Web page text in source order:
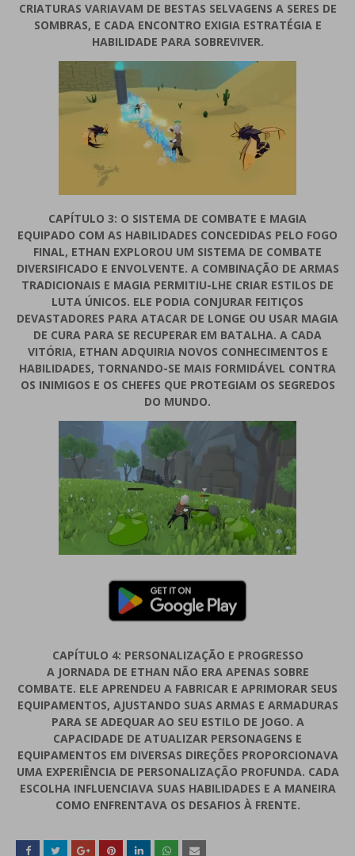
CRIATURAS VARIAVAM DE BESTAS SELVAGENS A SERES DE
SOMBRAS, E CADA ENCONTRO EXIGIA ESTRATÉGIA E
HABILIDADE PARA SOBREVIVER.
CAPÍTULO 3: O SISTEMA DE COMBATE E MAGIA
EQUIPADO COM AS HABILIDADES CONCEDIDAS PELO FOGO
FINAL, ETHAN EXPLOROU UM SISTEMA DE COMBATE
DIVERSIFICADO E ENVOLVENTE. A COMBINAÇÃO DE ARMAS
TRADICIONAIS E MAGIA PERMITIU-LHE CRIAR ESTILOS DE
LUTA ÚNICOS. ELE PODIA CONJURAR FEITIÇOS
DEVASTADORES PARA ATACAR DE LONGE OU USAR MAGIA
DE CURA PARA SE RECUPERAR EM BATALHA. A CADA
VITÓRIA, ETHAN ADQUIRIA NOVOS CONHECIMENTOS E
HABILIDADES, TORNANDO-SE MAIS FORMIDÁVEL CONTRA
OS INIMIGOS E OS CHEFES QUE PROTEGIAM OS SEGREDOS
DO MUNDO.
CAPÍTULO 4: PERSONALIZAÇÃO E PROGRESSO
A JORNADA DE ETHAN NÃO ERA APENAS SOBRE
COMBATE. ELE APRENDEU A FABRICAR E APRIMORAR SEUS
EQUIPAMENTOS, AJUSTANDO SUAS ARMAS E ARMADURAS
PARA SE ADEQUAR AO SEU ESTILO DE JOGO. A
CAPACIDADE DE ATUALIZAR PERSONAGENS E
EQUIPAMENTOS EM DIVERSAS DIREÇÕES PROPORCIONAVA
UMA EXPERIÊNCIA DE PERSONALIZAÇÃO PROFUNDA. CADA
ESCOLHA INFLUENCIAVA SUAS HABILIDADES E A MANEIRA
COMO ENFRENTAVA OS DESAFIOS À FRENTE.